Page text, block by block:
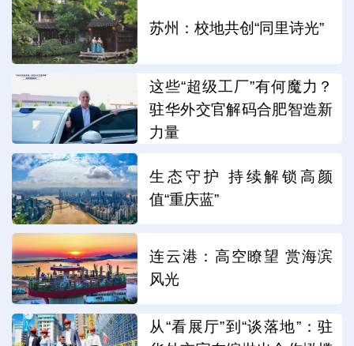
苏州：校地共创“同里诗光”
这些“超级工厂”有何魔力？
驻华外交官解码合肥智造新
力量
生态守护 持续解锁高颜
值“重庆蓝”
连云港：高空瞭望 赏海滨
风光
从“看展厅”到“谈落地”：驻